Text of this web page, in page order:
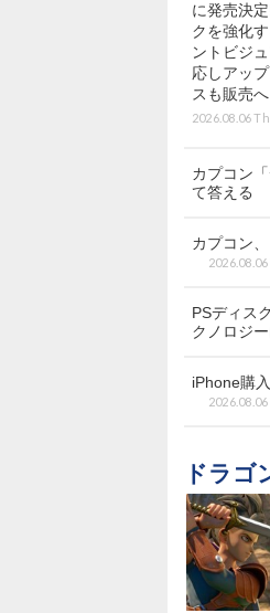
に発売決
クを強化
ントビジ
応しアッ
スも販売へ
2026.08.06
カプコン
て答える
カプコン
PSディス
クノロジ
iPhone購
ドラゴ